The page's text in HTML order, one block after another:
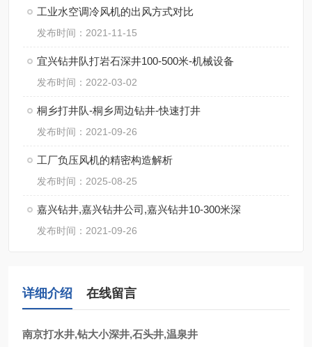
工业水空调冷风机的出风方式对比
发布时间：2021-11-15
宜兴钻井队打岩石深井100-500米-机械设备
发布时间：2022-03-02
桐乡打井队-桐乡周边钻井-快速打井
发布时间：2021-09-26
工厂负压风机的精密构造解析
发布时间：2025-08-25
嘉兴钻井,嘉兴钻井公司,嘉兴钻井10-300米深
发布时间：2021-09-26
详细介绍 在线留言
南京打水井,钻大小深井,石头井,温泉井